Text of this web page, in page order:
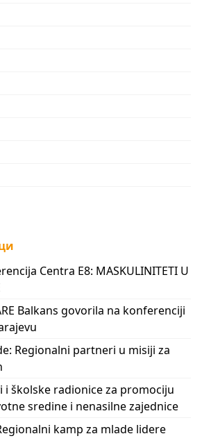
Centra E8: MASKULINITETI U
Balkans govorila na konferenciji
Regionalni partneri u misiji za
i školske radionice za promociju
sredine i nenasilne zajednice
kamp za mlade lidere